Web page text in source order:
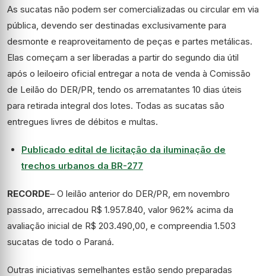
As sucatas não podem ser comercializadas ou circular em via
pública, devendo ser destinadas exclusivamente para
desmonte e reaproveitamento de peças e partes metálicas.
Elas começam a ser liberadas a partir do segundo dia útil
após o leiloeiro oficial entregar a nota de venda à Comissão
de Leilão do DER/PR, tendo os arrematantes 10 dias úteis
para retirada integral dos lotes. Todas as sucatas são
entregues livres de débitos e multas.
Publicado edital de licitação da iluminação de
trechos urbanos da BR-277
RECORDE– O leilão anterior do DER/PR, em novembro
passado, arrecadou R$ 1.957.840, valor 962% acima da
avaliação inicial de R$ 203.490,00, e compreendia 1.503
sucatas de todo o Paraná.
Outras iniciativas semelhantes estão sendo preparadas